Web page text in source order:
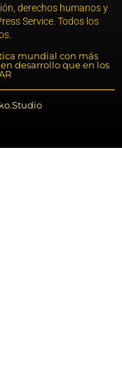
derechos humanos y
Service. Todos los
mundial con más
desarrollo que en los